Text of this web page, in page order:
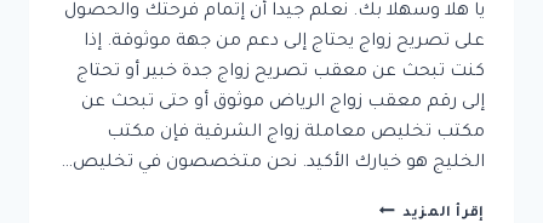
يا هلا وسهلا بك. نعلم جيدا أن إتمام فرحتك والحصول
على تصريح زواج يحتاج إلى دعم من جهة موثوقة. إذا
كنت تبحث عن معقب تصريح زواج جدة خبير أو تحتاج
إلى رقم معقب زواج الرياض موثوق أو حتى تبحث عن
مكتب تخليص معاملة زواج الشرقية فإن مكتب
الخليج هو خيارك الأكيد. نحن متخصصون في تخليص…
إقرأ المزيد معقب